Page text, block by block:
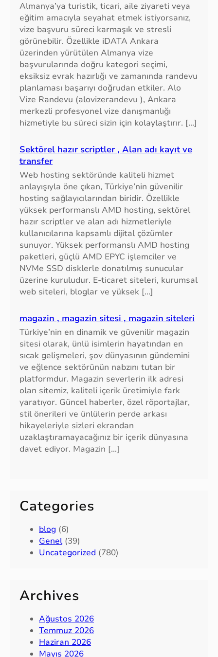
Almanya’ya turistik, ticari, aile ziyareti veya
eğitim amacıyla seyahat etmek istiyorsanız,
vize başvuru süreci karmaşık ve stresli
görünebilir. Özellikle iDATA Ankara
üzerinden yürütülen Almanya vize
başvurularında doğru kategori seçimi,
eksiksiz evrak hazırlığı ve zamanında randevu
planlaması başarıyı doğrudan etkiler. Alo
Vize Randevu (alovizerandevu ), Ankara
merkezli profesyonel vize danışmanlığı
hizmetiyle bu süreci sizin için kolaylaştırır. […]
Sektörel hazır scriptler , Alan adı kayıt ve
transfer
Web hosting sektöründe kaliteli hizmet
anlayışıyla öne çıkan, Türkiye’nin güvenilir
hosting sağlayıcılarından biridir. Özellikle
yüksek performanslı AMD hosting, sektörel
hazır scriptler ve alan adı hizmetleriyle
kullanıcılarına kapsamlı dijital çözümler
sunuyor. Yüksek performanslı AMD hosting
paketleri, güçlü AMD EPYC işlemciler ve
NVMe SSD disklerle donatılmış sunucular
üzerine kuruludur. E-ticaret siteleri, kurumsal
web siteleri, bloglar ve yüksek […]
magazin , magazin sitesi , magazin siteleri
Türkiye’nin en dinamik ve güvenilir magazin
sitesi olarak, ünlü isimlerin hayatından en
sıcak gelişmeleri, şov dünyasının gündemini
ve eğlence sektörünün nabzını tutan bir
platformdur. Magazin severlerin ilk adresi
olan sitemiz, kaliteli içerik üretimiyle fark
yaratıyor. Güncel haberler, özel röportajlar,
stil önerileri ve ünlülerin perde arkası
hikayeleriyle sizleri ekrandan
uzaklaştıramayacağınız bir içerik dünyasına
davet ediyor. Magazin […]
Categories
blog (6)
Genel (39)
Uncategorized (780)
Archives
Ağustos 2026
Temmuz 2026
Haziran 2026
Mayıs 2026